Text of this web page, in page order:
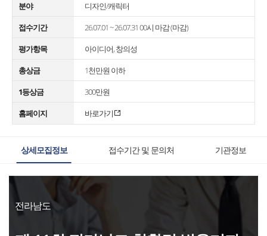
분야
디자인/캐릭터
접수기간
26.07.01 ~ 26.07.31 00시 마감 (마감)
평가항목
아이디어, 창의성
총상금
1천만원 이하
1등상금
300만원
홈페이지
바로가기
상세모집정보 접수기간 및 문의처 기관정보
전라남도